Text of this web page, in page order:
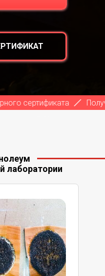
Получение
лаборатории